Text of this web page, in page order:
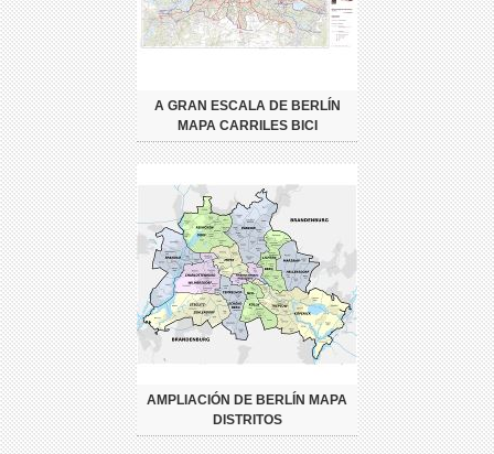
A GRAN ESCALA DE BERLÍN
MAPA CARRILES BICI
AMPLIACIÓN DE BERLÍN MAPA
DISTRITOS